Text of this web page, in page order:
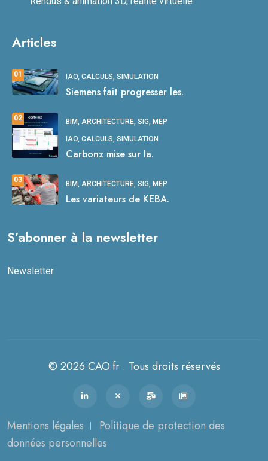
Articles
01 IAO, CALCULS, SIMULATION
Siemens fait progresser les.
02 BIM, ARCHITECTURE, SIG, MEP
IAO, CALCULS, SIMULATION
Carbonz mise sur la.
03 BIM, ARCHITECTURE, SIG, MEP
Les variateurs de KEBA.
S’abonner à la newsletter
Newsletter
© 2026 CAO.fr . Tous droits réservés
Mentions légales
Politique de protection des
données personnelles